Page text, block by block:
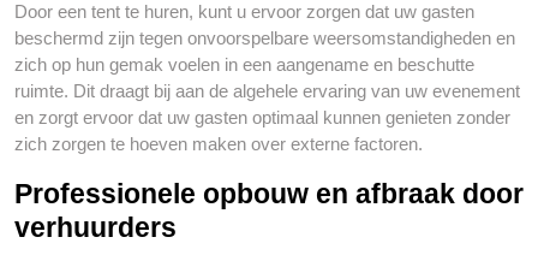
Door een tent te huren, kunt u ervoor zorgen dat uw gasten
beschermd zijn tegen onvoorspelbare weersomstandigheden en
zich op hun gemak voelen in een aangename en beschutte
ruimte. Dit draagt bij aan de algehele ervaring van uw evenement
en zorgt ervoor dat uw gasten optimaal kunnen genieten zonder
zich zorgen te hoeven maken over externe factoren.
Professionele opbouw en afbraak door
verhuurders